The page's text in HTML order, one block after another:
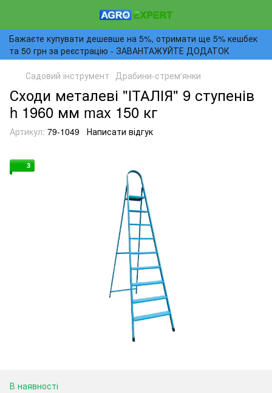
Бажаєте купувати дешевше на 5%, отримати ще 5% кешбек
та 50 грн за реєстрацію - ЗАВАНТАЖУЙТЕ ДОДАТОК
Садовий інструмент Драбини-стрем'янки
Сходи металеві "ІТАЛІЯ" 9 ступенів
h 1960 мм max 150 кг
Артикул: 79-1049 Написати відгук
3
В наявності